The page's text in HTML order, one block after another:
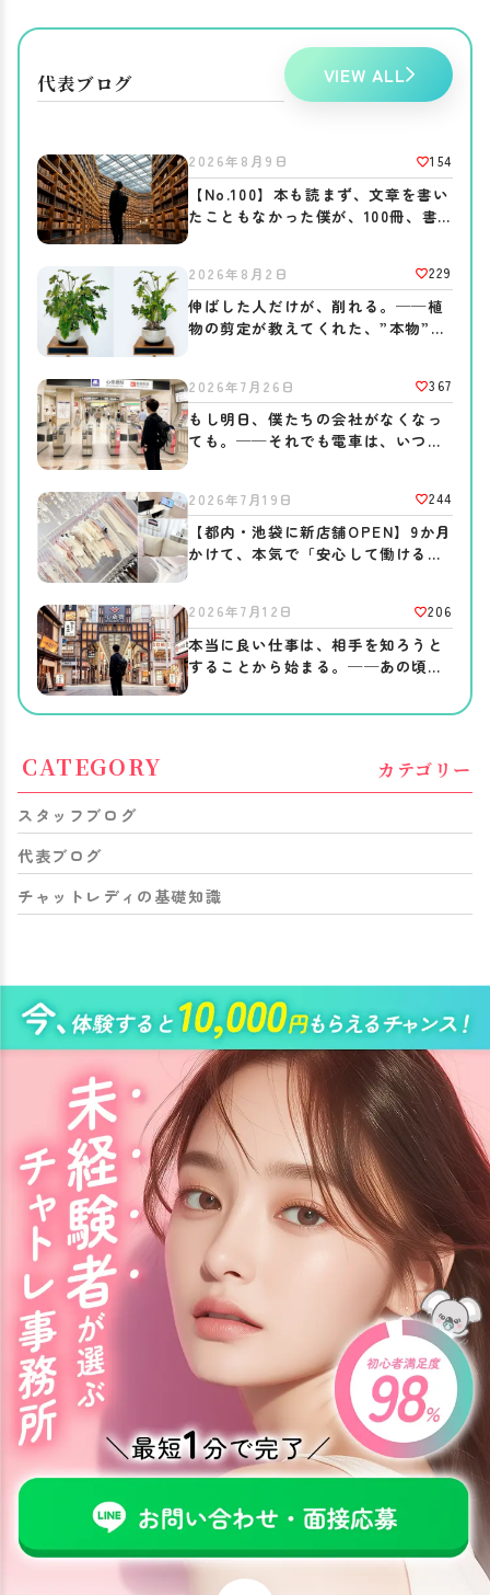
代表ブログ VIEW ALL
2026年8月9日 154
【No.100】本も読まず、文章を書い
たこともなかった僕が、100冊、書
2026年8月2日 229
伸ばした人だけが、削れる。──植
物の剪定が教えてくれた、”本物”の
2026年7月26日 367
もし明日、僕たちの会社がなくなっ
ても。──それでも電車は、いつも
2026年7月19日 244
【都内・池袋に新店舗OPEN】9か月
かけて、本気で「安心して働ける場
2026年7月12日 206
本当に良い仕事は、相手を知ろうと
することから始まる。──あの頃、
CATEGORY カテゴリー
スタッフブログ
代表ブログ
チャットレディの基礎知識